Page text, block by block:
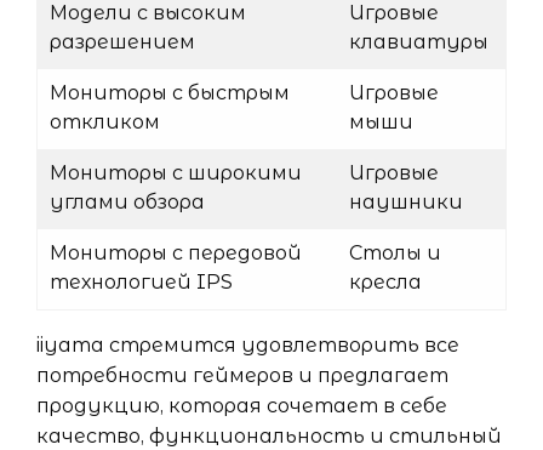
Модели с высоким
разрешением
Игровые
клавиатуры
Мониторы с быстрым
откликом
Игровые
мыши
Мониторы с широкими
углами обзора
Игровые
наушники
Мониторы с передовой
технологией IPS
Столы и
кресла
iiyama стремится удовлетворить все
потребности геймеров и предлагает
продукцию, которая сочетает в себе
качество, функциональность и стильный